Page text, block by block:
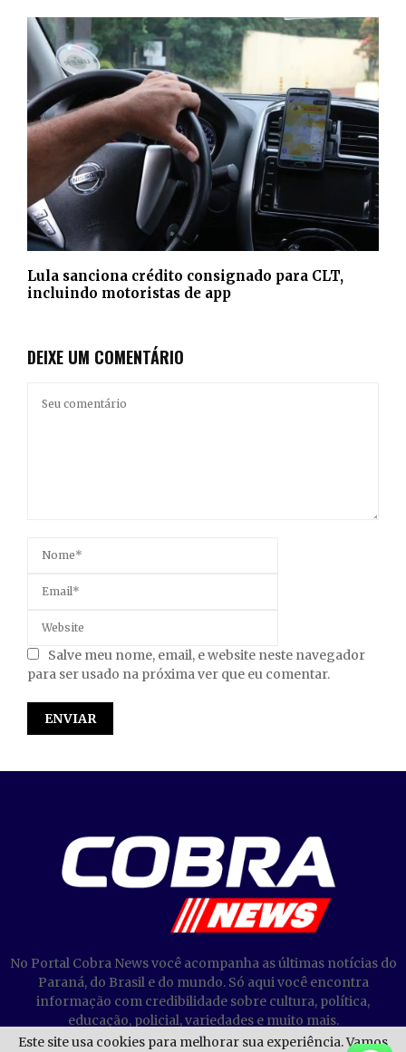
Lula sanciona crédito consignado para CLT,
incluindo motoristas de app
DEIXE UM COMENTÁRIO
Salve meu nome, email, e website neste navegador
para ser usado na próxima ver que eu comentar.
No Portal Cobra News você acompanha as últimas notícias do
Paraná, do Brasil e do mundo. Só aqui você encontra
informação com credibilidade sobre cultura, política,
educação, policial, variedades e muito mais.
Este site usa cookies para melhorar sua experiência. Vamos